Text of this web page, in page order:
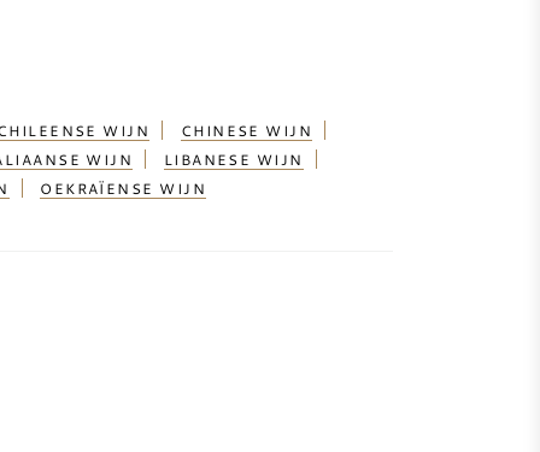
WIJN
CHINESE WIJN
WIJN
LIBANESE WIJN
OEKRAÏENSE WIJN